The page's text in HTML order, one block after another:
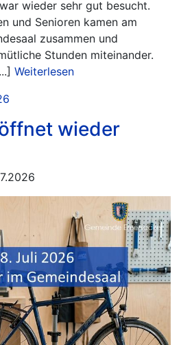
wieder sehr gut besucht.
und Senioren kamen am
zusammen und
Stunden miteinander.
Weiterlesen
wieder